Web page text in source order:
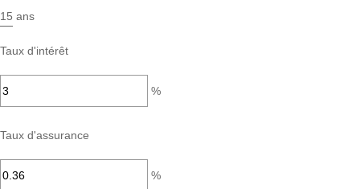
ans
Taux d'intérêt
%
Taux d'assurance
%